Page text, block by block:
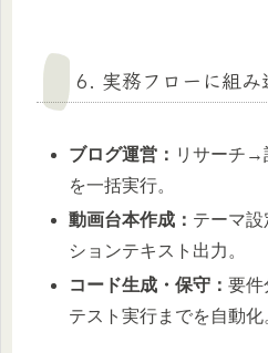
6. 実務フローに組
ブログ運営： リサーチ→
を一括実行。
動画台本作成： テーマ
ションテキスト出力。
コード生成・保守：要
テスト実行までを自動化